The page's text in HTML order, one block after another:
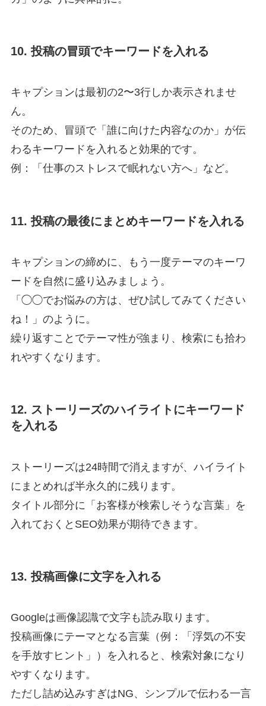
10. 投稿の冒頭でキーワードを入れる
キャプションは最初の2〜3行しか表示されませ
ん。
そのため、冒頭で「誰に向けた内容なのか」が伝
わるキーワードを入れると効果的です。
例：「仕事のストレスで眠れない方へ」など。
11. 投稿の最後にまとめキーワードを入れる
キャプションの締めに、もう一度テーマのキーワ
ードを自然に盛り込みましょう。
「◯◯でお悩みの方は、ぜひ試してみてください
ね！」のように。
繰り返すことでテーマ性が強まり、検索にも拾わ
れやすくなります。
12. ストーリーズのハイライトにキーワード
を入れる
ストーリーズは24時間で消えますが、ハイライト
にまとめれば半永久的に残ります。
タイトル部分に「お客様が検索しそうな言葉」を
入れておくとSEO効果が期待できます。
13. 投稿画像に文字を入れる
Googleは画像認識で文字も読み取ります。
投稿画像にテーマとなる言葉（例：「浮気の不安
を手放すヒント」）を入れると、検索対象になり
やすくなります。
ただし詰め込みすぎはNG、シンプルで伝わる一言